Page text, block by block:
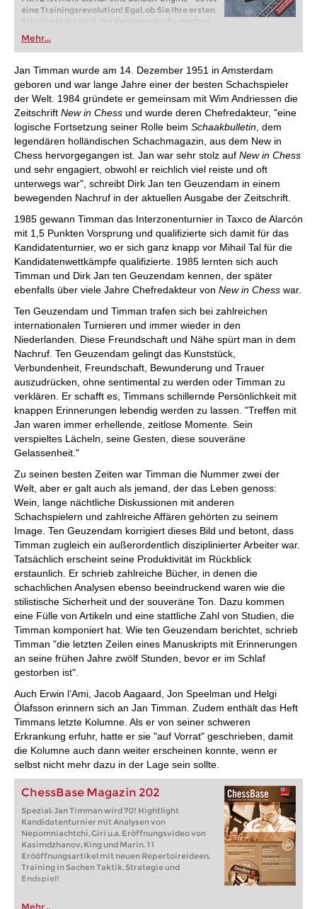
eine Trainingsrevolution! Egal, ob Sie Ihre ersten
Schritte in die Welt des Vereinsschachs machen
oder bereits auf Turnierniveau spielen: Mit
FRITZ trainieren Sie effizienter, intelligenter und
individueller als je zuvor.
Mehr...
Jan Timman wurde am 14. Dezember 1951 in Amsterdam
geboren und war lange Jahre einer der besten Schachspieler
der Welt. 1984 gründete er gemeinsam mit Wim Andriessen die
Zeitschrift New in Chess und wurde deren Chefredakteur, "eine
logische Fortsetzung seiner Rolle beim Schaakbulletin , dem
legendären holländischen Schachmagazin, aus dem New in
Chess hervorgegangen ist. Jan war sehr stolz auf New in Chess
und sehr engagiert, obwohl er reichlich viel reiste und oft
unterwegs war", schreibt Dirk Jan ten Geuzendam in einem
bewegenden Nachruf in der aktuellen Ausgabe der Zeitschrift.
1985 gewann Timman das Interzonenturnier in Taxco de Alarcón
mit 1,5 Punkten Vorsprung und qualifizierte sich damit für das
Kandidatenturnier, wo er sich ganz knapp vor Mihail Tal für die
Kandidatenwettkämpfe qualifizierte. 1985 lernten sich auch
Timman und Dirk Jan ten Geuzendam kennen, der später
ebenfalls über viele Jahre Chefredakteur von New in Chess war.
Ten Geuzendam und Timman trafen sich bei zahlreichen
internationalen Turnieren und immer wieder in den
Niederlanden. Diese Freundschaft und Nähe spürt man in dem
Nachruf. Ten Geuzendam gelingt das Kunststück,
Verbundenheit, Freundschaft, Bewunderung und Trauer
auszudrücken, ohne sentimental zu werden oder Timman zu
verklären. Er schafft es, Timmans schillernde Persönlichkeit mit
knappen Erinnerungen lebendig werden zu lassen. "Treffen mit
Jan waren immer erhellende, zeitlose Momente. Sein
verspieltes Lächeln, seine Gesten, diese souveräne
Gelassenheit."
Zu seinen besten Zeiten war Timman die Nummer zwei der
Welt, aber er galt auch als jemand, der das Leben genoss:
Wein, lange nächtliche Diskussionen mit anderen
Schachspielern und zahlreiche Affären gehörten zu seinem
Image. Ten Geuzendam korrigiert dieses Bild und betont, dass
Timman zugleich ein außerordentlich disziplinierter Arbeiter war.
Tatsächlich erscheint seine Produktivität im Rückblick
erstaunlich. Er schrieb zahlreiche Bücher, in denen die
schachlichen Analysen ebenso beeindruckend waren wie die
stilistische Sicherheit und der souveräne Ton. Dazu kommen
eine Fülle von Artikeln und eine stattliche Zahl von Studien, die
Timman komponiert hat. Wie ten Geuzendam berichtet, schrieb
Timman "die letzten Zeilen eines Manuskripts mit Erinnerungen
an seine frühen Jahre zwölf Stunden, bevor er im Schlaf
gestorben ist".
Auch Erwin l’Ami, Jacob Aagaard, Jon Speelman und Helgi
Ólafsson erinnern sich an Jan Timman. Zudem enthält das Heft
Timmans letzte Kolumne. Als er von seiner schweren
Erkrankung erfuhr, hatte er sie "auf Vorrat" geschrieben, damit
die Kolumne auch dann weiter erscheinen konnte, wenn er
selbst nicht mehr dazu in der Lage sein sollte.
ChessBase Magazin 202
Spezial: Jan Timman wird 70! Hightlight
Kandidatenturnier mit Analysen von
Nepomniachtchi, Giri u.a. Eröffnungsvideo von
Kasimdzhanov, King und Marin. 11
Erööffnungsartikel mit neuen Repertoireideen.
Training in Sachen Taktik, Strategie und
Endspiel!
Mehr...